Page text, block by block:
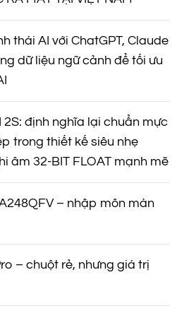
thái AI với ChatGPT, Claude
dữ liệu ngữ cảnh để tối ưu
2S: định nghĩa lại chuẩn mực
trong thiết kế siêu nhẹ
âm 32-BIT FLOAT mạnh mẽ
– nhập môn màn
– chuột rẻ, nhưng giá trị